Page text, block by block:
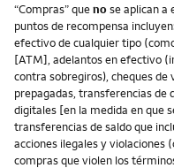
“Compras” quenose aplican a
puntos de recompensa
efectivo de cualquier tipo
[ATM], adelantos en efectivo
contra sobregiros), cheques
prepagadas, transferencias de
digitales [en la medida en que
transferencias de saldo que
acciones ilegales y violaciones
compras que violen los